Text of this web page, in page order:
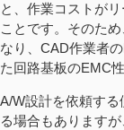
と、作業コストが
ことです。そのた
なり、CAD作業者
た回路基板のEMC
A/W設計を依頼す
る場合もあります